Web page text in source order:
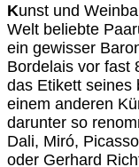
Kunst und
Welt beliebte
ein gewisser
Bordelais vor fast
das Etikett seines
einem anderen
darunter so
Dali, Miró,
oder Gerhard